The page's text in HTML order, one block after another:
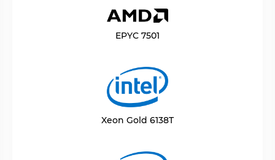
EPYC 7501
Xeon Gold 6138T